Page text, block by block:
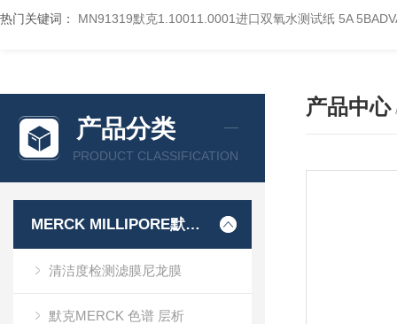
热门关键词： MN91319默克1.10011.0001进口双氧水测试纸 5A
产品分类
PRODUCT CLASSIFICATION
MERCK MILLIPORE默克密理博产品
清洁度检测滤膜尼龙膜
默克MERCK 色谱 层析
产品中心